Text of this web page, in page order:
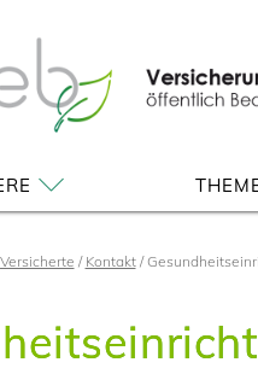
Versicherte Kontakt